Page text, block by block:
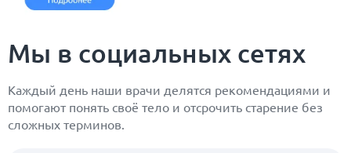
Мы в социальных сетях
Каждый день наши врачи делятся рекомендациями и
помогают понять своё тело и отсрочить старение без
сложных терминов.